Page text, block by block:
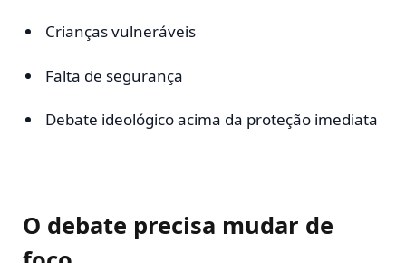
Crianças vulneráveis
Falta de segurança
Debate ideológico acima da proteção imediata
O debate precisa mudar de